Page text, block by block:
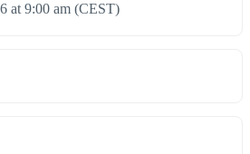
at 9:00 am (CEST)